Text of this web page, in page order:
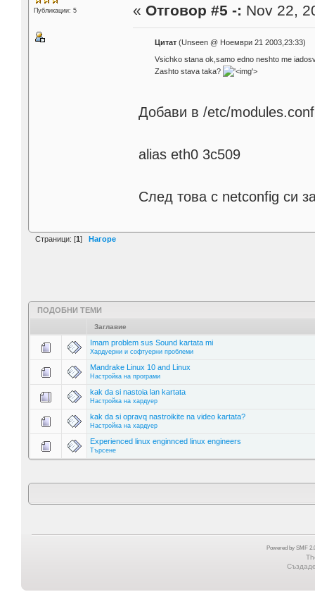
Публикации: 5 « Отговор #5 -: Nov 22,
Цитат(Unseen @ Ноември 21 2003,23:33)
Vsichko stana ok,samo edno neshto me
Zashto stava taka?
'>
Добави в /etc/
alias eth0 3c509
След това с netconfig си
Страници: [1] Нагоре
ПОДОБНИ ТЕМИ
Заглавие
Imam problem sus Sound kartata mi
Хардуерни и софтуерни проблеми
Mandrake Linux 10 and Linux
Настройка на програми
kak da si nastoia lan kartata
Настройка на хардуер
kak da si opravq nastroikite na video kartata?
Настройка на хардуер
Experienced linux enginnced linux engineers
Търсене
Powered by SMF